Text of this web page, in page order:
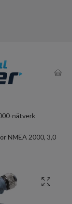
nätverk
NMEA 2000, 3,0